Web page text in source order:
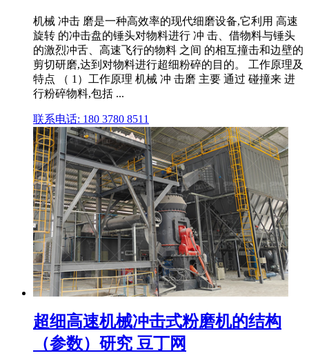
机械 冲击 磨是一种高效率的现代细磨设备,它利用 高速
旋转 的冲击盘的锤头对物料进行 冲 击、借物料与锤头
的激烈冲舌、高速飞行的物料 之间 的相互撞击和边壁的
剪切研磨,达到对物料进行超细粉碎的目的。 工作原理及
特点 （ 1）工作原理 机械 冲 击磨 主要 通过 碰撞来 进
行粉碎物料,包括 ...
联系电话: 180 3780 8511
超细高速机械冲击式粉磨机的结构
（参数）研究 豆丁网